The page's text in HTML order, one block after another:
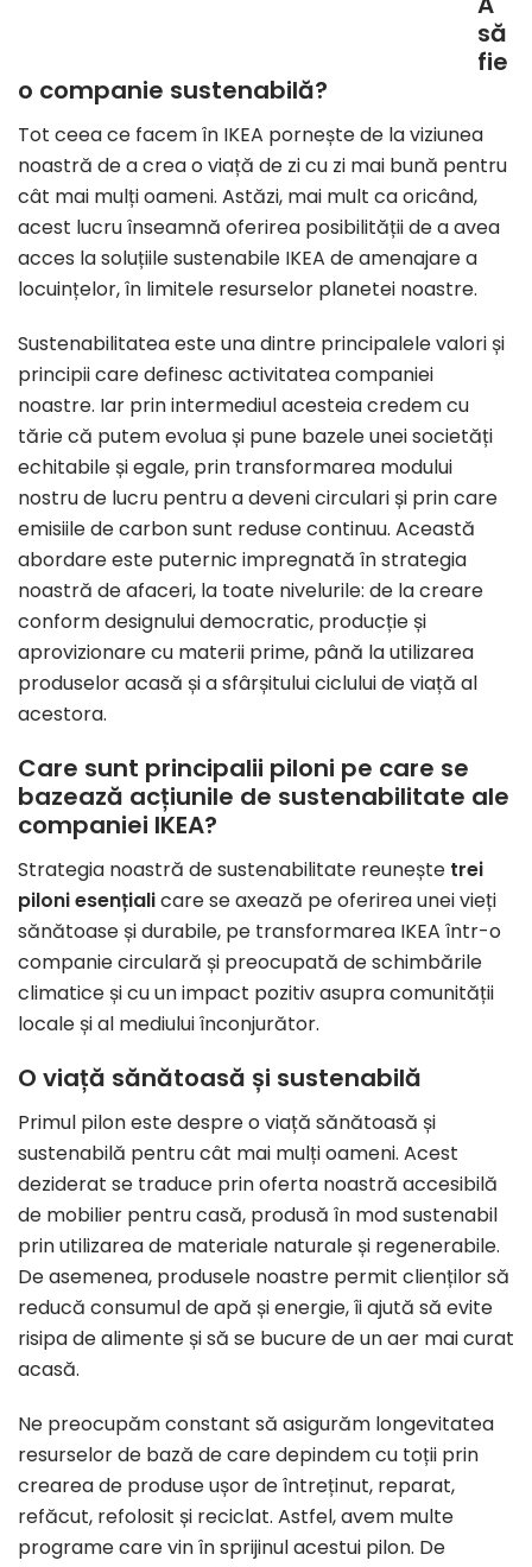
să
fie
o companie sustenabilă?
Tot ceea ce facem în IKEA pornește de la viziunea
noastră de a crea o viață de zi cu zi mai bună pentru
cât mai mulți oameni. Astăzi, mai mult ca oricând,
acest lucru înseamnă oferirea posibilității de a avea
acces la soluțiile sustenabile IKEA de amenajare a
locuințelor, în limitele resurselor planetei noastre.
Sustenabilitatea este una dintre principalele valori și
principii care definesc activitatea companiei
noastre. Iar prin intermediul acesteia credem cu
tărie că putem evolua și pune bazele unei societăți
echitabile și egale, prin transformarea modului
nostru de lucru pentru a deveni circulari și prin care
emisiile de carbon sunt reduse continuu. Această
abordare este puternic impregnată în strategia
noastră de afaceri, la toate nivelurile: de la creare
conform designului democratic, producție și
aprovizionare cu materii prime, până la utilizarea
produselor acasă și a sfârșitului ciclului de viață al
acestora.
Care sunt principalii piloni pe care se
bazează acțiunile de sustenabilitate ale
companiei IKEA?
Strategia noastră de sustenabilitate reunește trei
piloni esențialicare se axează pe oferirea unei vieți
sănătoase și durabile, pe transformarea IKEA într-o
companie circulară și preocupată de schimbările
climatice și cu un impact pozitiv asupra comunității
locale și al mediului înconjurător.
O viață sănătoasă și sustenabilă
Primul pilon este despre o viață sănătoasă și
sustenabilă pentru cât mai mulți oameni. Acest
deziderat se traduce prin oferta noastră accesibilă
de mobilier pentru casă, produsă în mod sustenabil
prin utilizarea de materiale naturale și regenerabile.
De asemenea, produsele noastre permit clienților să
reducă consumul de apă și energie, îi ajută să evite
risipa de alimente și să se bucure de un aer mai curat
acasă.
Ne preocupăm constant să asigurăm longevitatea
resurselor de bază de care depindem cu toții prin
crearea de produse ușor de întreținut, reparat,
refăcut, refolosit și reciclat. Astfel, avem multe
programe care vin în sprijinul acestui pilon. De